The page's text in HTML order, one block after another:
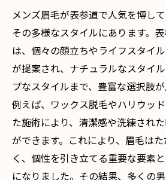
メンズ眉毛が表参道で人気を博し
その多様なスタイルにあります。
は、個々の顔立ちやライフスタイ
が提案され、ナチュラルなスタイ
プなスタイルまで、豊富な選択肢が
例えば、ワックス脱毛やハリウッ
た施術により、清潔感や洗練され
ができます。これにより、眉毛は
く、個性を引き立てる重要な要素
になりました。その結果、多くの